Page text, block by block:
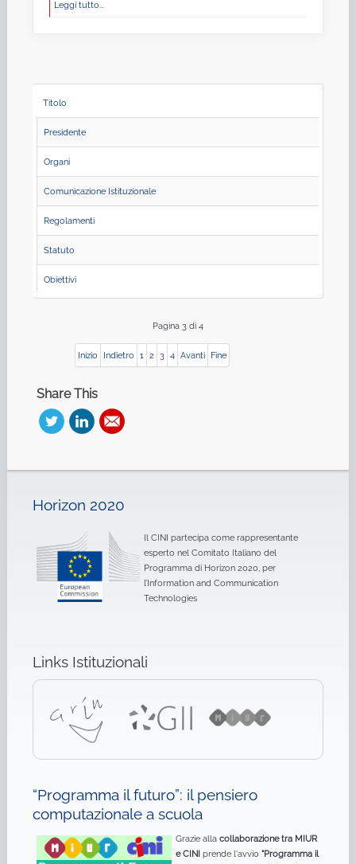
Leggi tutto...
Titolo
Presidente
Organi
Comunicazione Istituzionale
Regolamenti
Statuto
Obiettivi
Pagina 3 di 4
Inizio Indietro 1 2 3 4 Avanti Fine
Share This
Horizon 2020
Il CINI partecipa come rappresentante
esperto nel Comitato Italiano del
Programma di Horizon 2020, per
l’Information and Communication
Technologies
Links Istituzionali
“Programma il futuro”: il pensiero
computazionale a scuola
Grazie alla collaborazione tra MIUR
e CINI prende l'avvio "Programma il